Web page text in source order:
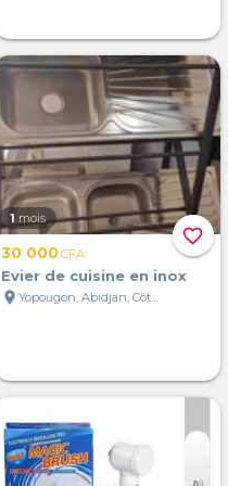
favorite_border
1 mois
30 000CFA
Evier de cuisine en inox
location_on
Yopougon, Abidjan, Côte d'Ivoire